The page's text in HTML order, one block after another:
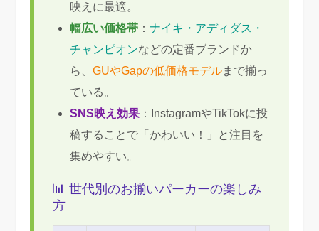
映えに最適。
幅広い価格帯 ：ナイキ・アディダス・
チャンピオンなどの定番ブランドか
ら、GUやGapの低価格モデルまで揃っ
ている。
SNS映え効果 ：InstagramやTikTokに投
稿することで「かわいい！」と注目を
集めやすい。
📊 世代別のお揃いパーカーの楽しみ
方